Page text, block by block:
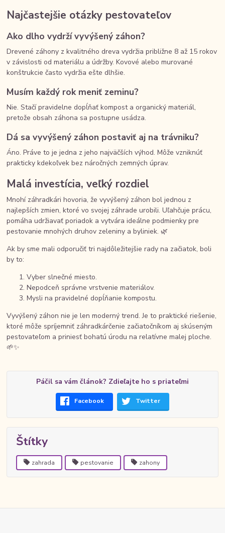
Najčastejšie otázky pestovateľov
Ako dlho vydrží vyvýšený záhon?
Drevené záhony z kvalitného dreva vydržia približne 8 až 15 rokov
v závislosti od materiálu a údržby. Kovové alebo murované
konštrukcie často vydržia ešte dlhšie.
Musím každý rok meniť zeminu?
Nie. Stačí pravidelne dopĺňať kompost a organický materiál,
pretože obsah záhona sa postupne usádza.
Dá sa vyvýšený záhon postaviť aj na trávniku?
Áno. Práve to je jedna z jeho najväčších výhod. Môže vzniknúť
prakticky kdekoľvek bez náročných zemných úprav.
Malá investícia, veľký rozdiel
Mnohí záhradkári hovoria, že vyvýšený záhon bol jednou z
najlepších zmien, ktoré vo svojej záhrade urobili. Uľahčuje prácu,
pomáha udržiavať poriadok a vytvára ideálne podmienky pre
pestovanie mnohých druhov zeleniny a byliniek. 🌿
Ak by sme mali odporučiť tri najdôležitejšie rady na začiatok, boli
by to:
Vyber slnečné miesto.
Nepodceň správne vrstvenie materiálov.
Mysli na pravidelné dopĺňanie kompostu.
Vyvýšený záhon nie je len moderný trend. Je to praktické riešenie,
ktoré môže spríjemniť záhradkárčenie začiatočníkom aj skúseným
pestovateľom a priniesť bohatú úrodu na relatívne malej ploche.
🌱✨
Páčil sa vám článok? Zdieľajte ho s priateľmi
Facebook Twitter
Štítky
zahrada pestovanie zahony